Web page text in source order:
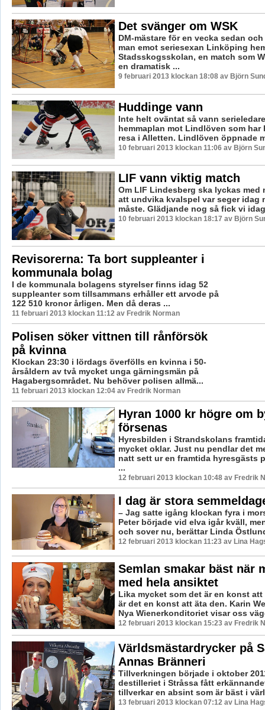
Det svänger om WSK
DM-mästare för en vecka sedan
man emot seriesexan Linköping
Stadsskogsskolan, en match som
en dramatisk ...
9 februari 2013 klockan 18:08 av Björn
Huddinge vann
Inte helt oväntat så vann
hemmaplan mot Lindlöven som har
resa i Alletten. Lindlöven öppnade
10 februari 2013 klockan 11:06 av Björn
LIF vann viktig match
Om LIF Lindesberg ska lyckas med
att undvika kvalspel var seger idag
måste. Glädjande nog så fick vi
10 februari 2013 klockan 18:17 av Björn
Revisorerna: Ta bort suppleanter i
kommunala bolag
I de kommunala bolagens styrelser finns idag 52
suppleanter som tillsammans erhåller ett arvode på
122 510 kronor årligen. Men då deras ...
11 februari 2013 klockan 11:12 av Fredrik Norman
Polisen söker vittnen till rånförsök
på kvinna
Klockan 23:30 i lördags överfölls en kvinna i 50-
årsåldern av två mycket unga gärningsmän på
Hagabergsområdet. Nu behöver polisen allmä...
11 februari 2013 klockan 12:04 av Fredrik Norman
Hyran 1000 kr högre om
försenas
Hyresbilden i Strandskolans
mycket oklar. Just nu pendlar det
natt sett ur en framtida hyresgästs
...
12 februari 2013 klockan 10:48 av Fredrik
I dag är stora
– Jag satte igång klockan fyra i
Peter började vid elva igår kväll,
och sover nu, berättar Linda
12 februari 2013 klockan 11:23 av Lina
Semlan smakar bäst när
med hela ansiktet
Lika mycket som det är en konst att
är det en konst att äta den. Karin
Nya Wienerkonditoriet visar oss
12 februari 2013 klockan 15:23 av Fredrik
Världsmästardrycker på
Annas Bränneri
Tillverkningen började i oktober
destilleriet i Stråssa fått
tillverkar en absint som är bäst i
13 februari 2013 klockan 07:12 av Lina